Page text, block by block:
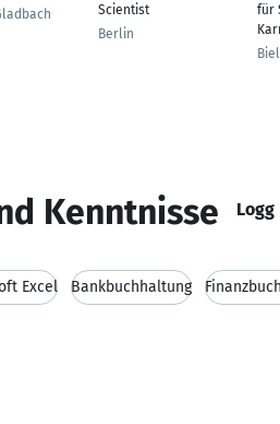
Scientist
Berlin
für
Kenntnisse
Excel Bankbuchhaltung